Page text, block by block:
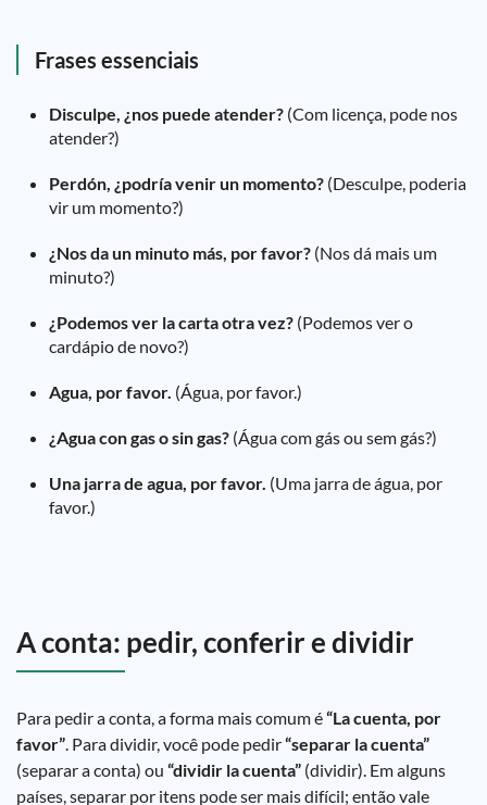
Frases essenciais
Disculpe, ¿nos puede atender? (Com licença, pode nos
atender?)
Perdón, ¿podría venir un momento? (Desculpe, poderia
vir um momento?)
¿Nos da un minuto más, por favor? (Nos dá mais um
minuto?)
¿Podemos ver la carta otra vez? (Podemos ver o
cardápio de novo?)
Agua, por favor. (Água, por favor.)
¿Agua con gas o sin gas? (Água com gás ou sem gás?)
Una jarra de agua, por favor. (Uma jarra de água, por
favor.)
A conta: pedir, conferir e dividir
Para pedir a conta, a forma mais comum é“La cuenta, por
favor”. Para dividir, você pode pedir“separar la cuenta”
(separar a conta) ou “dividir la cuenta” (dividir). Em alguns
países, separar por itens pode ser mais difícil; então vale